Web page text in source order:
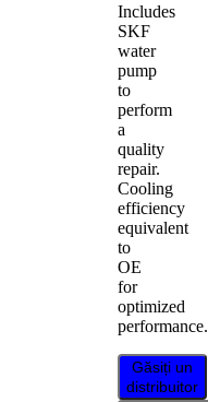
Includes
SKF
water
pump
to
perform
a
quality
repair.
Cooling
efficiency
equivalent
to
OE
for
optimized
performance.
Găsiți un
distribuitor